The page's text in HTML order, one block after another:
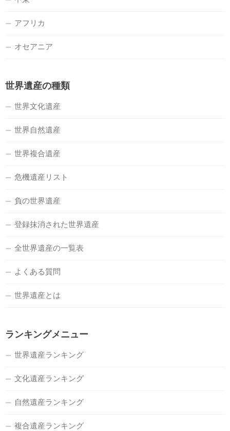
アフリカ
オセアニア
世界遺産の種類
世界文化遺産
世界自然遺産
世界複合遺産
危機遺産リスト
負の世界遺産
登録抹消された世界遺産
全世界遺産の一覧表
よくある質問
世界遺産とは
ランキングメニュー
世界遺産ランキング
文化遺産ランキング
自然遺産ランキング
複合遺産ランキング